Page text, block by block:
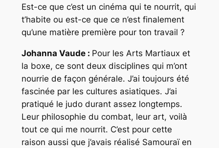
Est-ce que c’est un cinéma qui te nourrit, qui
t’habite ou est-ce que ce n’est finalement
qu’une matière première pour ton travail ?
Johanna Vaude : Pour les Arts Martiaux et
la boxe, ce sont deux disciplines qui m’ont
nourrie de façon générale. J’ai toujours été
fascinée par les cultures asiatiques. J’ai
pratiqué le judo durant assez longtemps.
Leur philosophie du combat, leur art, voilà
tout ce qui me nourrit. C’est pour cette
raison aussi que j’avais réalisé Samouraï en